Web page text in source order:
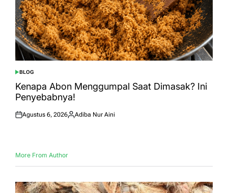
POSTED
IN
BLOG
Kenapa Abon Menggumpal Saat Dimasak? Ini
Penyebabnya!
Posted
Agustus 6, 2026
Posted
Adiba Nur Aini
More From Author